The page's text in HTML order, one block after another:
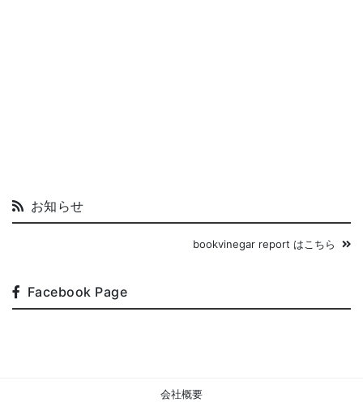
お知らせ
bookvinegar report はこちら
Facebook Page
会社概要